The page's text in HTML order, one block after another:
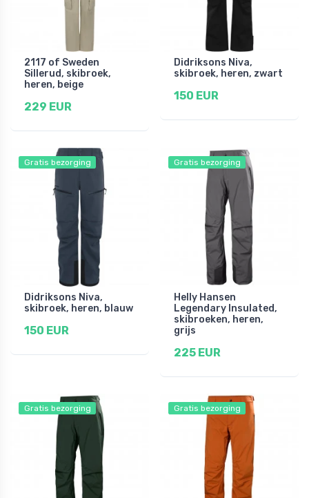
2117 of Sweden
Sillerud, skibroek,
heren, beige
229 EUR
Didriksons Niva,
skibroek, heren, zwart
150 EUR
Gratis bezorging
Didriksons Niva,
skibroek, heren, blauw
150 EUR
Gratis bezorging
Helly Hansen
Legendary Insulated,
skibroeken, heren,
grijs
225 EUR
Gratis bezorging Gratis bezorging